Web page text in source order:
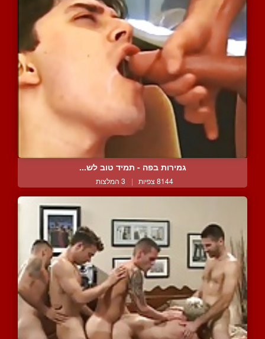
גמירות בפה - תמיד טוב לש...
8144 צפיות | 3 המלצות